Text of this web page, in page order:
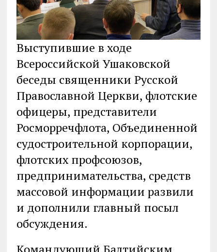
Выступившие в ходе
Всероссийской Ушаковской
беседы священники Русской
Православной Церкви, флотские
офицеры, представители
Росморречфлота, Объединенной
судостроительной корпорации,
флотских профсоюзов,
предпринимательства, средств
массовой информации развили
и дополнили главный посыл
обсуждения.